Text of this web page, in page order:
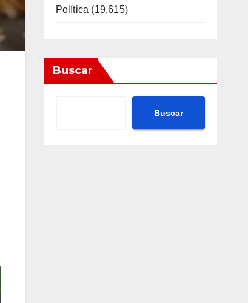
Política (19,615)
Buscar
Buscar